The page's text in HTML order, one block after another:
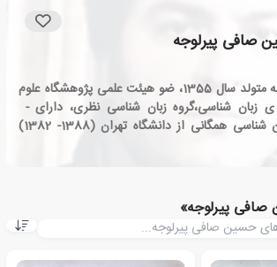
صافی پیرلوجه
حسین صافی پیرلوجه متولد سال 1355، ضو هیئت علمی پژوهشگاه علوم
زبان شناسی،گروه زبان شناسی نظری، دارای -
دکتری: رشته ی زبان شناسی همگانی از دانشگاه تهران (1388- 1382)
پیرلوجه»